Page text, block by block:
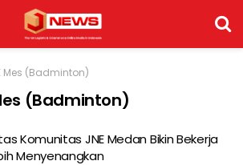
Mes (Badminton)
(Badminton)
Komunitas JNE Medan Bikin Bekerja
Menyenangkan